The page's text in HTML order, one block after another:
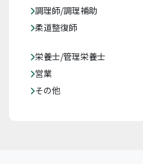
調理師/調理補助
柔道整復師
栄養士/管理栄養士
営業
その他